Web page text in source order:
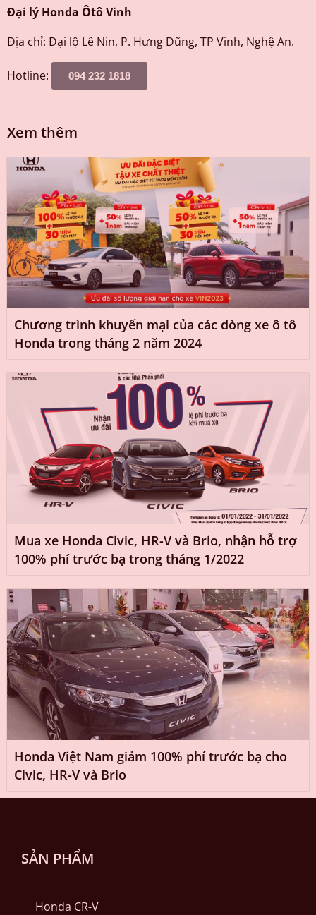
Đại lý Honda Ôtô Vinh
Địa chỉ: Đại lộ Lê Nin, P. Hưng Dũng, TP Vinh, Nghệ An.
Hotline: 094 232 1818
Xem thêm
Chương trình khuyến mại của các dòng xe ô tô
Honda trong tháng 2 năm 2024
Mua xe Honda Civic, HR-V và Brio, nhận hỗ trợ
100% phí trước bạ trong tháng 1/2022
Honda Việt Nam giảm 100% phí trước bạ cho
Civic, HR-V và Brio
SẢN PHẨM
Honda CR-V